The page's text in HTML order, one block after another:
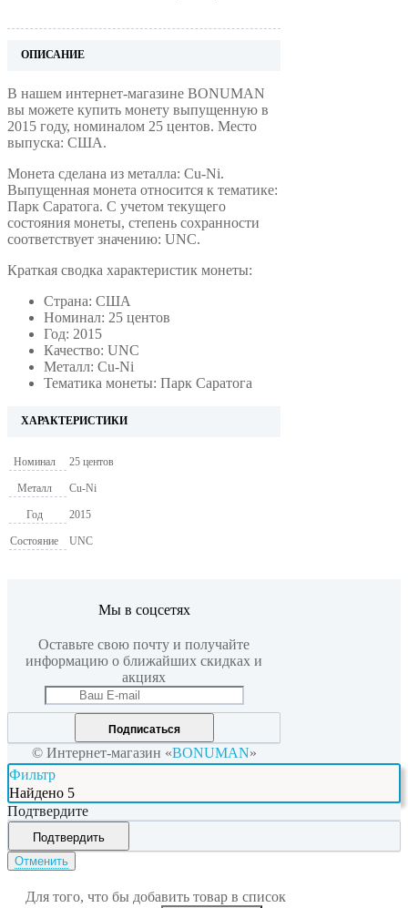
ОПИСАНИЕ
В нашем интернет-магазине BONUMAN
вы можете купить монету выпущенную в
2015 году, номиналом 25 центов. Место
выпуска: США.
Монета сделана из металла: Cu-Ni.
Выпущенная монета относится к тематике:
Парк Саратога. С учетом текущего
состояния монеты, степень сохранности
соответствует значению: UNC.
Краткая сводка характеристик монеты:
Страна: США
Номинал: 25 центов
Год: 2015
Качество: UNC
Металл: Cu-Ni
Тематика монеты: Парк Саратога
ХАРАКТЕРИСТИКИ
Номинал 25 центов
Металл Cu-Ni
Год 2015
Состояние UNC
Мы в соцсетях
Оставьте свою почту и получайте
информацию о ближайших скидках и
акциях
Подписаться
© Интернет-магазин «BONUMAN»
Фильтр
Найдено 5
Подтвердите
Подтвердить
Отменить
Для того, что бы добавить товар в список